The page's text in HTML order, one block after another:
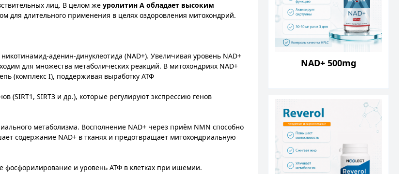
лиц. В целом же уролитин A обладает высоким
для длительного применения в целях оздоровления митохондрий.
аденин-динуклеотида (NAD+). Увеличивая уровень NAD+
для множества метаболических реакций. В митохондриях NAD+
(комплекс I), поддерживая выработку АТФ​
(SIRT1, SIRT3 и др.), которые регулируют экспрессию генов
метаболизма. Восполнение NAD+ через приём NMN способно
содержание NAD+ в тканях и предотвращает митохондриальную
фосфорилирование и уровень АТФ в клетках при ишемии​.
NAD+ 500mg